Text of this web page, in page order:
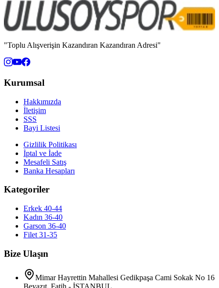
"Toplu Alışverişin Kazandıran Kazandıran Adresi"
Kurumsal
Hakkımızda
İletişim
SSS
Bayi Listesi
Gizlilik Politikası
İptal ve İade
Mesafeli Satış
Banka Hesapları
Kategoriler
Erkek 40-44
Kadın 36-40
Garson 36-40
Filet 31-35
Bize Ulaşın
Mimar Hayrettin Mahallesi Gedikpaşa Cami Sokak No 16
Beyazıt, Fatih - İSTANBUL